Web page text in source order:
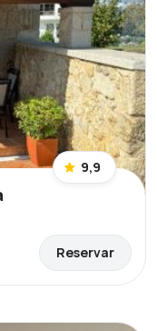
9,9
Reservar